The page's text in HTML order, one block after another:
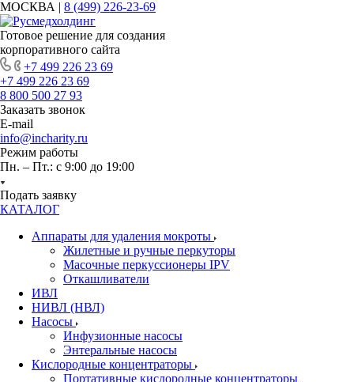
МОСКВА | 8 (499) 226-23-69
Готовое решение для создания
корпоративного сайта
+7 499 226 23 69
+7 499 226 23 69
8 800 500 27 93
Заказать звонок
E-mail
info@incharity.ru
Режим работы
Пн. – Пт.: с 9:00 до 19:00
Подать заявку
КАТАЛОГ
Аппараты для удаления мокроты
Жилетные и ручные перкуторы
Масочные перкуссионеры IPV
Откашливатели
ИВЛ
НИВЛ (НВЛ)
Насосы
Инфузионные насосы
Энтеральные насосы
Кислородные концентраторы
Портативные кислородные концентраторы